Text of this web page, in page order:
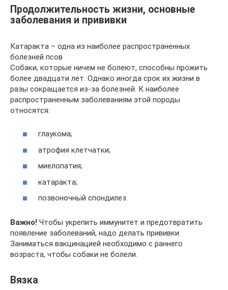
Продолжительность жизни, основные
заболевания и прививки
Катаракта – одна из наиболее распространенных
болезней псов
Собаки, которые ничем не болеют, способны прожить
более двадцати лет. Однако иногда срок их жизни в
разы сокращается из-за болезней. К наиболее
распространенным заболеваниям этой породы
относятся:
глаукома;
атрофия клетчатки;
миелопатия;
катаракта;
позвоночный спондилез.
Важно! Чтобы укрепить иммунитет и предотвратить
появление заболеваний, надо делать прививки.
Заниматься вакцинацией необходимо с раннего
возраста, чтобы собаки не болели.
Вязка